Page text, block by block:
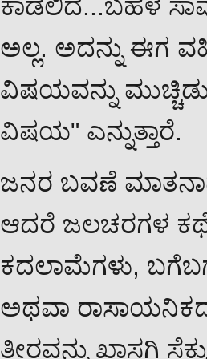
ಕಾಡಲಿದೆ...ಬಹಳ
ಅಲ್ಲ. ಅದನ್ನು ಈಗ
ವಿಷಯವನ್ನು
ವಿಷಯ" ಎನ್ನುತ್ತಾರೆ.
ಜನರ ಬವಣೆ
ಆದರೆ ಜಲಚರಗಳ
ಕದಲಾಮೆಗಳು,
ಅಥವಾ
ತೀರವನ್ನು ಖಾಸಗಿ